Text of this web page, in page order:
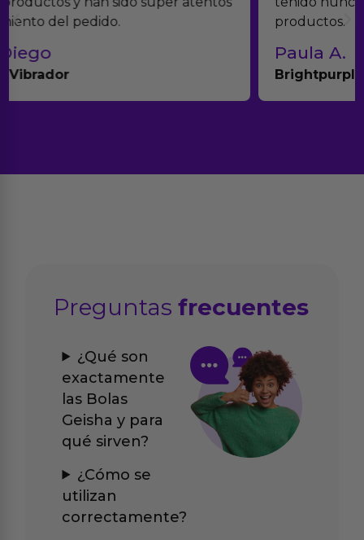
productos.
Paula A.
Brightpurple Vibrador y Rotador
Preguntasfrecuentes
¿Qué son
exactamente
las Bolas
Geisha y para
qué sirven?
¿Cómo se
utilizan
correctamente?